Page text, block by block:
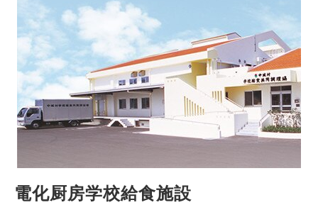
電化厨房学校給食施設